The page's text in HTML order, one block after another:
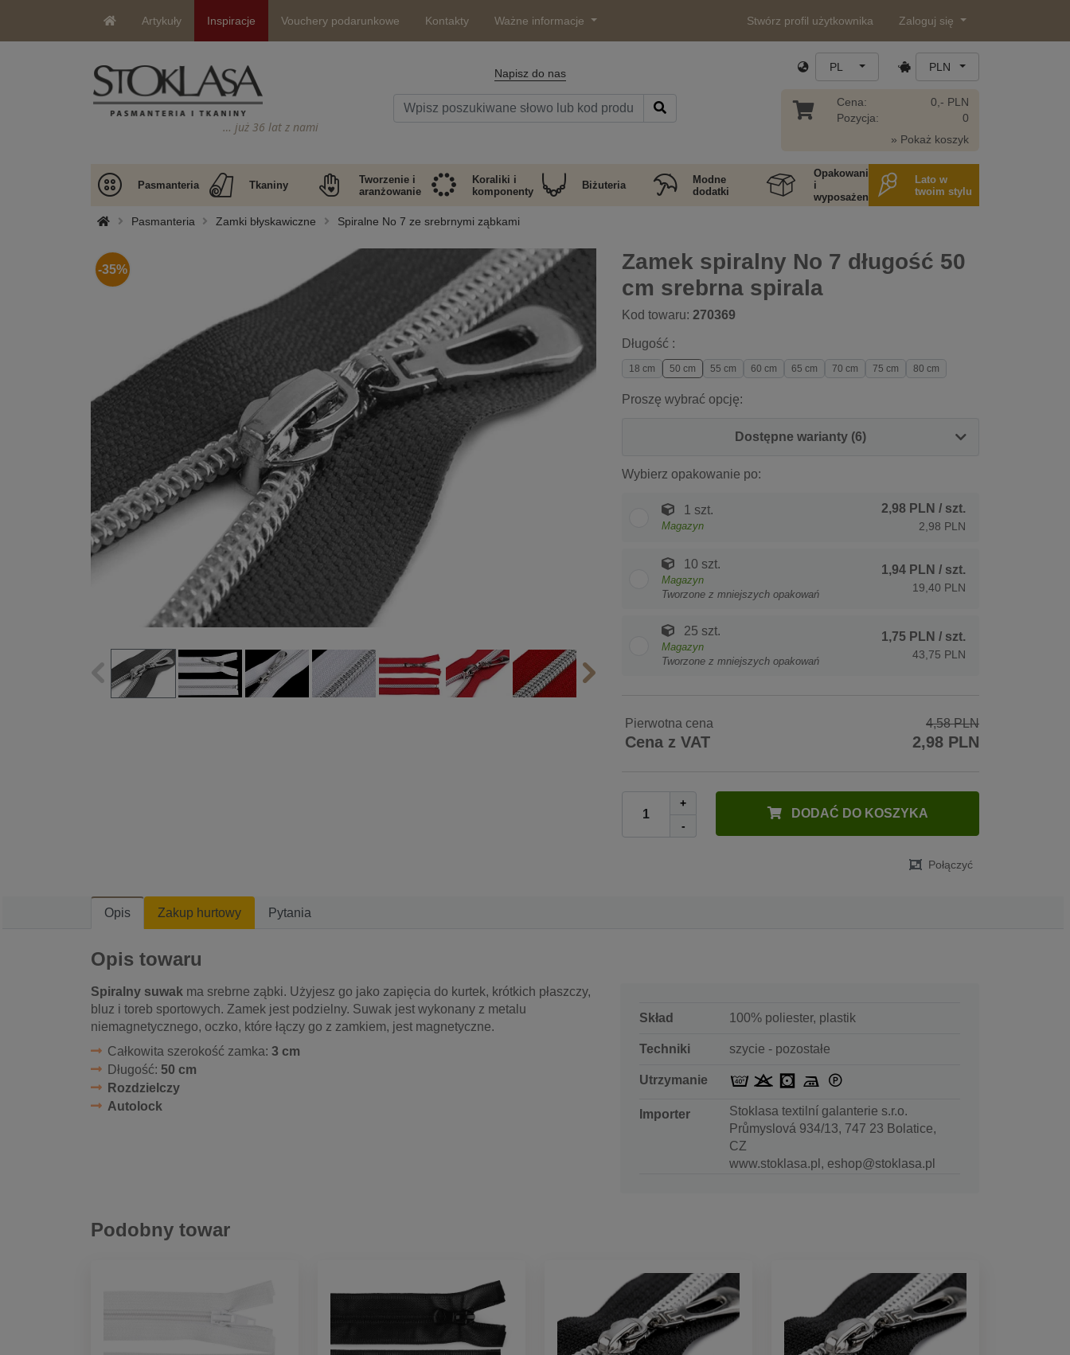
Artykuły Inspiracje Vouchery podarunkowe Kontakty Ważne informacje Stwórz profil użytkownika Zaloguj się
… już 36 lat z nami
Napisz do nas PL PLN
Cena:
Pozycja:
0,- PLN
0
» Pokaż koszyk
Pasmanteria Tkaniny
Tworzenie i
aranżowanie
Koraliki i
komponenty
Biżuteria
Modne
dodatki
Opakowania
i
wyposażenie
Lato w
twoim stylu
Pasmanteria Zamki błyskawiczne Spiralne No 7 ze srebrnymi ząbkami
Zamek spiralny No 7 długość 50
cm srebrna spirala
Kod towaru: 270369
-35%
Długość :
18 cm 50 cm 55 cm 60 cm 65 cm 70 cm 75 cm 80 cm
Proszę wybrać opcję:
Dostępne warianty (6)
Wybierz opakowanie po:
1 szt.
Magazyn
2,98 PLN / szt.
2,98 PLN
10 szt.
Magazyn
Tworzone z mniejszych opakowań
1,94 PLN / szt.
19,40 PLN
25 szt.
Magazyn
Tworzone z mniejszych opakowań
1,75 PLN / szt.
43,75 PLN
Pierwotna cena 4,58 PLN
Cena z VAT 2,98 PLN
+
-
DODAĆ DO KOSZYKA
Połączyć
Opis Zakup hurtowy Pytania
Opis towaru
Spiralny suwak ma srebrne ząbki. Użyjesz go jako zapięcia do kurtek, krótkich płaszczy,
bluz i toreb sportowych. Zamek jest podzielny. Suwak jest wykonany z metalu
niemagnetycznego, oczko, które łączy go z zamkiem, jest magnetyczne.
Całkowita szerokość zamka: 3 cm
Długość: 50 cm
Rozdzielczy
Autolock
Skład 100% poliester, plastik
Techniki szycie - pozostałe
Utrzymanie
Importer
Stoklasa textilní galanterie s.r.o.
Průmyslová 934/13, 747 23 Bolatice,
CZ
www.stoklasa.pl, eshop@stoklasa.pl
Podobny towar